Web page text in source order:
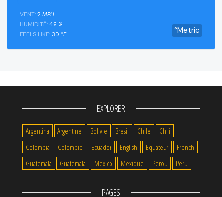
°Metric
VENT:2 MPH
HUMIDITÉ:49 %
FEELS LIKE:30 °F
EXPLORER
Argentina Argentine Bolivie Bresil Chile
Chili
Colombia
Colombie Ecuador English Equateur
French
Guatemala
Guatemala Mexico Mexique Perou Peru
PAGES